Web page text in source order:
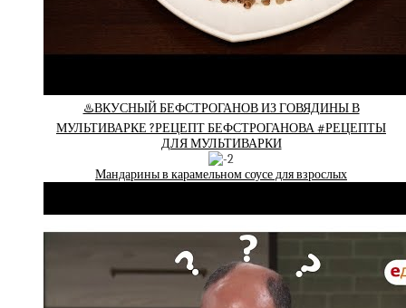
♨️ВКУСНЫЙ БЕФСТРОГАНОВ ИЗ ГОВЯДИНЫ В
МУЛЬТИВАРКЕ ?РЕЦЕПТ БЕФСТРОГАНОВА #РЕЦЕПТЫ
ДЛЯ МУЛЬТИВАРКИ
Мандарины в карамельном соусе для взрослых